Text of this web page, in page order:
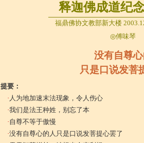
释迦佛成道纪念
────────────────
福鼎佛协文教部新大楼
◎傅味琴
没有自尊心
只是口说发菩
提要：
· 人为地加速末法现象，令人伤心
·我们是法王种姓，别忘了本
·自尊不等于傲慢
·没有自尊心的人只是口说发菩提心罢了